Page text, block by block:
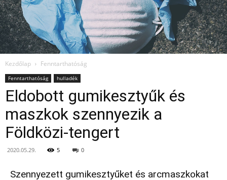
portál
Kezdőlap Fenntarthatóság
Fenntarthatóság hulladék
Eldobott gumikesztyűk és
maszkok szennyezik a
Földközi-tengert
2020.05.29. 5 0
Szennyezett gumikesztyűket és arcmaszkokat